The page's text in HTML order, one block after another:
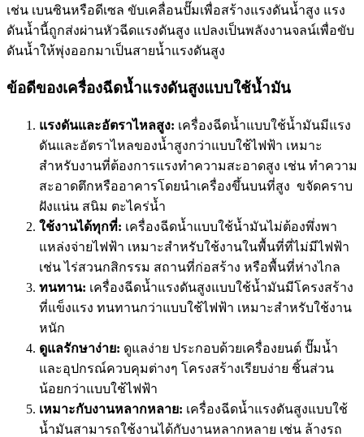
เช่น เบนซินหรือดีเซล ขับเคลื่อนปั๊มเพื่อสร้างแรงดันน้ำสูง แรง
ดันน้ำนี้ถูกส่งผ่านหัวฉีดแรงดันสูง แปลงเป็นพลังงานจลน์เพื่อขับ
ดันน้ำให้พุ่งออกมาเป็นสายน้ำแรงดันสูง
ข้อดีของเครื่องฉีดน้ำแรงดันสูงแบบใช้น้ำมัน
แรงดันและอัตราไหลสูง: เครื่องฉีดน้ำแบบใช้น้ำมันมีแรง
ดันและอัตราไหลของน้ำสูงกว่าแบบใช้ไฟฟ้า เหมาะ
สำหรับงานที่ต้องการแรงทำความสะอาดสูง เช่น ทำความ
สะอาดตึกหรืออาคารโดยนำเครื่องขึ้นบนที่สูง ขจัดคราบ
ฝังแน่น สนิม ตะไคร่น้ำ
ใช้งานได้ทุกที่: เครื่องฉีดน้ำแบบใช้น้ำมันไม่ต้องพึ่งพา
แหล่งจ่ายไฟฟ้า เหมาะสำหรับใช้งานในพื้นที่ที่ไม่มีไฟฟ้า
เช่น ไร่สวนกสิกรรม สถานที่ก่อสร้าง หรือพื้นที่ห่างไกล
ทนทาน: เครื่องฉีดน้ำแรงดันสูงแบบใช้น้ำมันมีโครงสร้าง
ที่แข็งแรง ทนทานกว่าแบบใช้ไฟฟ้า เหมาะสำหรับใช้งาน
หนัก
ดูแลรักษาง่าย: ดูแลง่าย ประกอบด้วยเครื่องยนต์ ปั๊มน้ำ
และอุปกรณ์ควบคุมต่างๆ โครงสร้างเรียบง่าย ชิ้นส่วน
น้อยกว่าแบบใช้ไฟฟ้า
เหมาะกับงานหลากหลาย: เครื่องฉีดน้ำแรงดันสูงแบบใช้
น้ำมันสามารถใช้งานได้กับงานหลากหลาย เช่น ล้างรถ